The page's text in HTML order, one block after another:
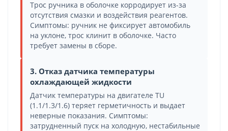
Трос ручника в оболочке корродирует из-за
отсутствия смазки и воздействия реагентов.
Симптомы: ручник не фиксирует автомобиль
на уклоне, трос клинит в оболочке. Часто
требует замены в сборе.
3. Отказ датчика температуры
охлаждающей жидкости
Датчик температуры на двигателе TU
(1.1/1.3/1.6) теряет герметичность и выдает
неверные показания. Симптомы:
затрудненный пуск на холодную, нестабильные